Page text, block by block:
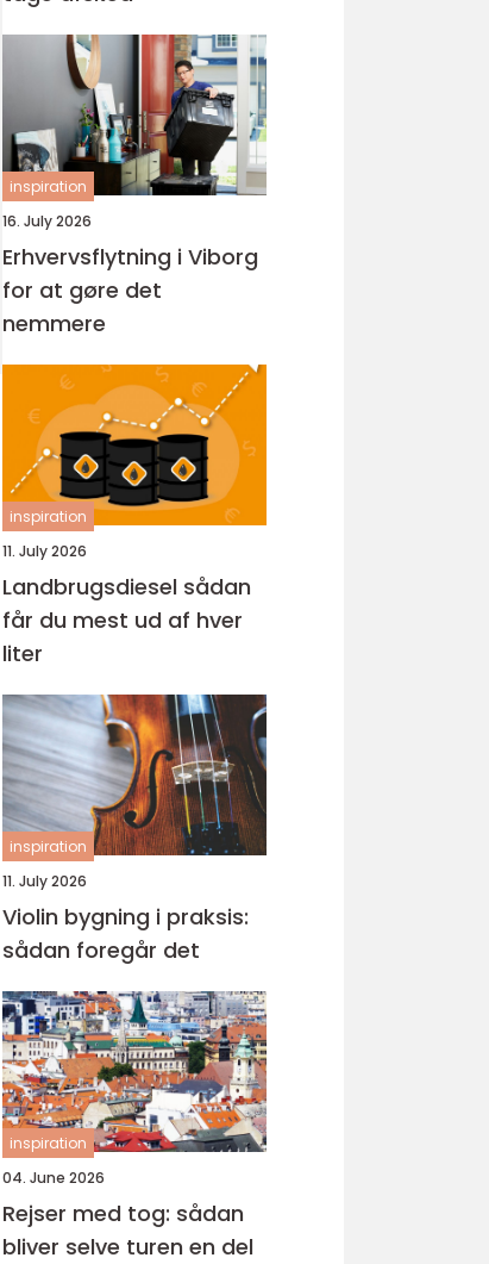
inspiration
16. July 2026
Erhvervsflytning i Viborg
for at gøre det
nemmere
inspiration
11. July 2026
Landbrugsdiesel sådan
får du mest ud af hver
liter
inspiration
11. July 2026
Violin bygning i praksis:
sådan foregår det
inspiration
04. June 2026
Rejser med tog: sådan
bliver selve turen en del